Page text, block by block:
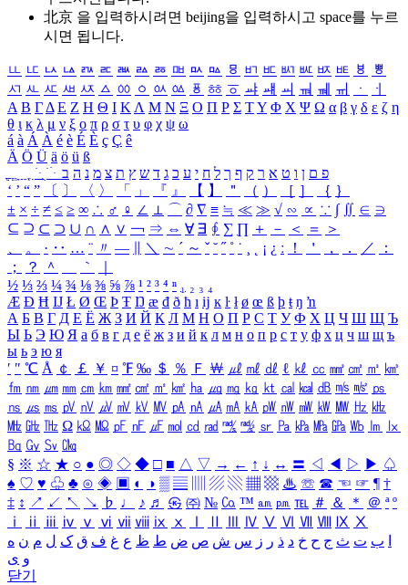
北京 을 입력하시려면 beijing을 입력하시고 space를 누르
시면 됩니다.
ㅥ ㅦ ㅧ ㅨ ㅩ ㅪ ㅫ ㅬ ㅭ ㅮ ㅯ ㅰ ㅱ ㅲ ㅳ ㅴ ㅵ ㅶ ㅷ ㅸ
ㅹ
ㅺ ㅻ ㅼ ㅽ ㅾ ㅿ ㆀ ㆁ ㆂ ㆃ ㆄ ㆅ ㆆ ㆇ ㆈ ㆉ ㆊ ㆋ ㆌ ㆍ
ㆎ
Α Β ΓΔ Ε Ζ Η Θ Ι ΚΛ Μ Ν Ξ Ο Π Ρ Σ ΤΥ Φ Χ Ψ Ω α β γ δ ε ζ η
θ ι κ λ μ ν ξ ο π ρ σ τ υ φ χ ψ ω
á à Á À é è É È ç Ç ê
Ä Ö Ü ä ö ü ß
ִֶֹ ֻּ ׁׂ פ ם ן ו ט א ר ק ף ך ל ח י ע כ ג ד ש ץ ת צ מ נ ה ב
‘ ’ “ ” 〔 〕 〈 〉 「 」 『 』 【 】 ＂ （ ） ［ ］ ｛ ｝
± × ÷ ≠ ≤ ≥ ∞ ∴ ♂ ♀ ∠ ⊥ ⌒ ∂ ∇ ≡ ≒ ≪ ≫ √ ∽ ∝ ∵ ∫ ∬ ∈ ∋
⊆ ⊇ ⊂ ⊃ ∪ ∩ ∧ ∨ ￢ ⇒ ⇔ ∀ ∃ ∮ ∑ ∏ ＋ － ＜ ＝
＞
、
。 · ‥ … ¨ 〃 ― ＼ ∼ ´ ～ ˇ ˘ ˝ ˚ ˙ ¸ ¡ ¿ ː ！ ＇ ， ． ／
：
；
？ ＾ ｀
½ ⅓ ⅔ ¼ ¾ ⅛ ⅜ ⅝ ⅞ ¹ ² ³ ⁴ ⁿ ₁ ₂ ₃ ₄
Æ Ð Ħ Ĳ Ł Ø Œ Þ Ŧ Ŋ æ đ ð ħ ı ĳ ĸ ŀ ł ø œ ß þ ŧ ŋ ŉ
А Б В Г Д Е Ё Ж З И Й К Л М Н О П Р С Т У Ф Х Ц Ч Ш Щ Ъ
Ы Ь Э Ю Я а б в г д е ё ж з и й к л м н о п р с т у ф х ц ч ш щ ъ
ы ь э ю я
′ ″ ℃ Å ￠ ￡ ￥ ¤ ℉ ‰ ＄ ％ Ｆ ￦ ㎕ ㎖ ㎗ ℓ ㎘ ㏄ ㎣ ㎤ ㎥ ㎦
㎙ ㎚ ㎛ ㎜ ㎝ ㎞ ㎟ ㎠ ㎡ ㎢ ㏊ ㎍ ㎎ ㎏ ㏏ ㎈ ㎉ ㏈ ㎧ ㎨ ㎰
㎱ ㎲ ㎳ ㎴ ㎵ ㎶ ㎷ ㎸ ㎹ ㎀ ㎁ ㎂ ㎃ ㎄ ㎺ ㎻ ㎽ ㎾ ㎿ ㎐ ㎑
㎒ ㎓ ㎔ Ω ㏀ ㏁ ㎊ ㎋ ㎌ ㏖ ㏅ ㎭ ㎮ ㎯ ㏛ ㎩ ㎪ ㎫ ㎬ ㏝ ㏐
㏓
㏃ ㏉ ㏜ ㏆
§ ※ ☆ ★ ○ ● ◎ ◇ ◆ □ ■ △ ▽ → ← ↑ ↓ ↔ 〓 ◁ ◀ ▷ ▶ ♤
♠ ♡ ♥ ♧ ♣ ⊙ ◈ ▣ ◐ ◑ ▒ ▤ ▨ ▧ ▦ ▩ ♨ ☏ ☎ ☜ ☞ ¶ †
‡ ↕ ↗ ↙ ↖ ↘ ♭ ♩ ♪ ♬ ㉿ ㈜ № ㏇ ™ ㏂ ㏘ ℡ ＃ ＆ ＊ ＠ ª º
ⅰ
ⅱ ⅲ ⅳ ⅴ ⅵ ⅶ ⅷ ⅸ ⅹ Ⅳ Ⅴ Ⅵ Ⅶ Ⅷ Ⅸ Ⅹ
ب ت ث ج ح خ د ذ ر ز س ش ص ض ط ظ ع غ ف ق ک ل م ن ه
و ی
닫기